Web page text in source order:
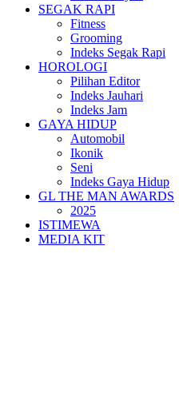
SEGAK RAPI
Fitness
Grooming
Indeks Segak Rapi
HOROLOGI
Pilihan Editor
Indeks Jauhari
Indeks Jam
GAYA HIDUP
Automobil
Ikonik
Seni
Indeks Gaya Hidup
GL THE MAN AWARDS
2025
ISTIMEWA
MEDIA KIT